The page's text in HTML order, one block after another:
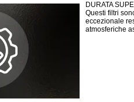
DURATA
Questi filtri
eccezionale
atmosferiche